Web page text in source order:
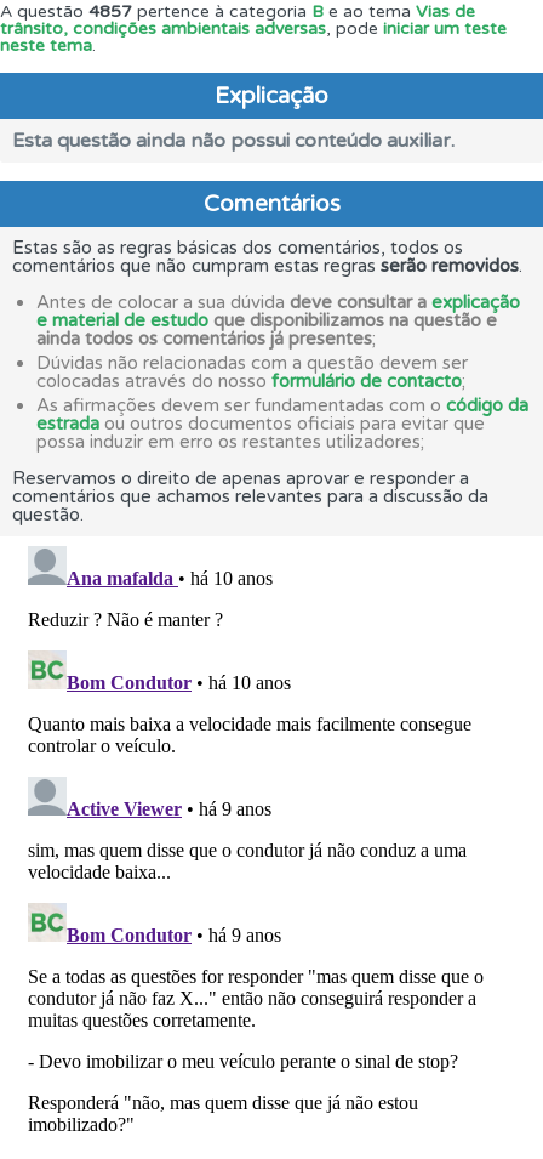
A questão 4857 pertence à categoria B e ao tema Vias de
trânsito, condições ambientais adversas, pode iniciar um teste
neste tema.
Explicação
Esta questão ainda não possui conteúdo auxiliar.
Comentários
Estas são as regras básicas dos comentários, todos os
comentários que não cumpram estas regras serão removidos.
Antes de colocar a sua dúvida deve consultar a explicação
e material de estudo que disponibilizamos na questão e
ainda todos os comentários já presentes;
Dúvidas não relacionadas com a questão devem ser
colocadas através do nosso formulário de contacto;
As afirmações devem ser fundamentadas com o código da
estrada ou outros documentos oficiais para evitar que
possa induzir em erro os restantes utilizadores;
Reservamos o direito de apenas aprovar e responder a
comentários que achamos relevantes para a discussão da
questão.